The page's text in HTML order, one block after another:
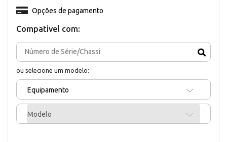
Compativel com:
ou selecione um modelo:
Equipamento
Modelo
Opções de pagamento